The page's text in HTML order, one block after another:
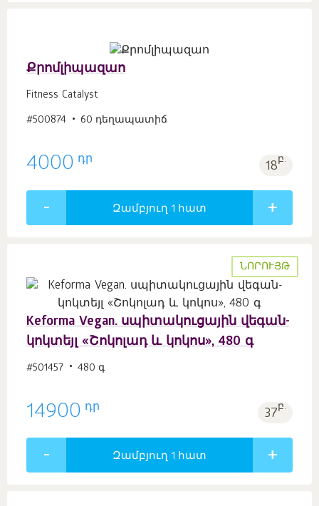
Քրոմլիպազաո
Fitness Catalyst
#500874 60 դեղապատիճ
4000 դր 18բ.
Զամբյուղ 1 հատ
ՆՈՐՈՒՅԹ
Keforma Vegan. սպիտակուցային վեգան-
կոկտեյլ «Շոկոլադ և կոկոս», 480 գ
#501457 480 գ
14900 դր 37բ.
Զամբյուղ 1 հատ